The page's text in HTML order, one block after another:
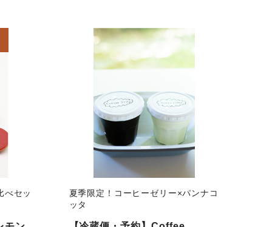
べセッ
夏季限定！コーヒーゼリー×パンナコ
ッタ